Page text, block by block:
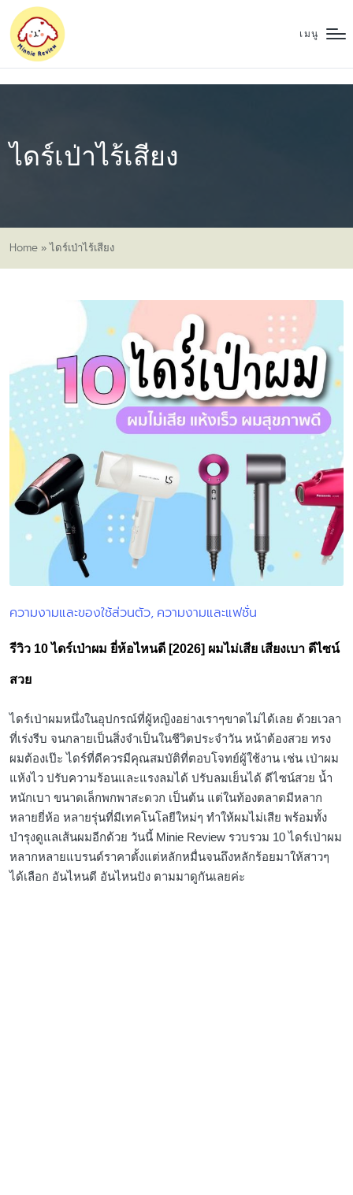
เมนู
ไดร์เป่าไร้เสียง
Home »ไดร์เป่าไร้เสียง
Posted
ความงามและของใช้ส่วนตัว ความงามและแฟชั่น
รีวิว 10 ไดร์เป่าผม ยี่ห้อไหนดี [2026] ผมไม่เสีย เสียงเบา ดีไซน์
สวย
ไดร์เป่าผมหนึ่งในอุปกรณ์ที่ผู้หญิงอย่างเราๆขาดไม่ได้เลย ด้วยเวลา
ที่เร่งรีบ จนกลายเป็นสิ่งจำเป็นในชีวิตประจำวัน หน้าต้องสวย ทรง
ผมต้องเป๊ะ ไดร์ที่ดีควรมีคุณสมบัติที่ตอบโจทย์ผู้ใช้งาน เช่น เป่าผม
แห้งไว ปรับความร้อนและแรงลมได้ ปรับลมเย็นได้ ดีไซน์สวย น้ำ
หนักเบา ขนาดเล็กพกพาสะดวก เป็นต้น แต่ในท้องตลาดมีหลาก
หลายยี่ห้อ หลายรุ่นที่มีเทคโนโลยีใหม่ๆ ทำให้ผมไม่เสีย พร้อมทั้ง
บำรุงดูแลเส้นผมอีกด้วย วันนี้ Minie Review รวบรวม 10 ไดร์เป่าผม
หลากหลายแบรนด์ราคาตั้งแต่หลักหมื่นจนถึงหลักร้อยมาให้สาวๆ
ได้เลือก อันไหนดี อันไหนปัง ตามมาดูกันเลยค่ะ